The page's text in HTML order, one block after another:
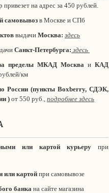
привезет на адрес за 450 рублей.
самовывоз в Москве и СПб
выдачи Москва: здесь
Санкт-Петербурга: здесь
пределы МКАД Москва и КАД
км
России (пункты Boxberry, СДЭК,
) от 550 руб., подробнее здесь
или картой курьеру при
картойпри самовывозе
банкана сайте магазина